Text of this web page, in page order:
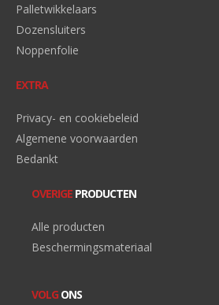
Palletwikkelaars
Dozensluiters
Noppenfolie
EXTRA
Privacy- en cookiebeleid
Algemene voorwaarden
Bedankt
OVERIGE PRODUCTEN
Alle producten
Beschermingsmateriaal
VOLG ONS